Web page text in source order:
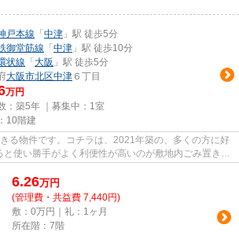
戸本線 「 中津 」駅 徒歩5分
御堂筋線 「 中津 」駅 徒歩10分
状線 「 大阪 」駅 徒歩5分
大阪市北区中津 ６丁目
万円
：築5年 ｜募集中： 1室
10階建
る物件です。コチラは、2021年築の、多くの方に好
使い勝手がよく利便性が高いのが敷地内ごみ置き場
6.26万円
(管理費・共益費 7,440円)
敷：0万円｜礼：1ヶ月
所在階：7階